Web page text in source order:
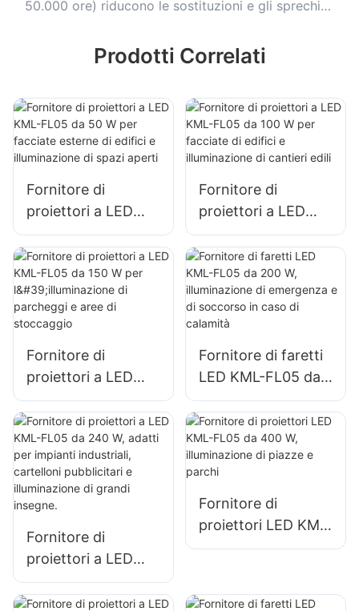
uniforme.
50.000 ore) riducono le sostituzioni e gli sprechi
Prodotti Correlati
Fornitore di
proiettori a LED
KML-FL05 da 50 W
per facciate
esterne di edifici e
illuminazione di
spazi aperti
Fornitore di
proiettori a LED
KML-FL05 da 100
W per facciate di
edifici e
illuminazione di
cantieri edili
Fornitore di
proiettori a LED
KML-FL05 da 150
W per
l'illuminazione di
parcheggi e aree di
stoccaggio
Fornitore di faretti
LED KML-FL05 da
200 W,
illuminazione di
emergenza e di
soccorso in caso di
Fornitore di
proiettori a LED
KML-FL05 da 240
W, adatti per
Fornitore di
proiettori LED KML-
FL05 da 400 W,
piazze e parchi